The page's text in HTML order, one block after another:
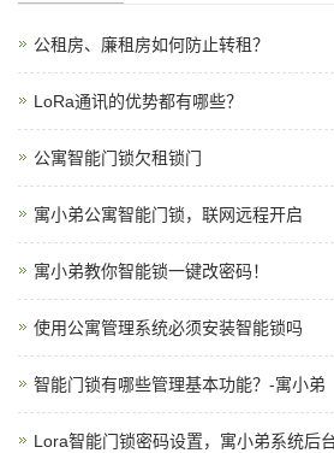
公租房、廉租房如何防止转租？
LoRa通讯的优势都有哪些？
公寓智能门锁欠租锁门
寓小弟公寓智能门锁，联网远程开启
寓小弟教你智能锁一键改密码！
使用公寓管理系统必须安装智能锁吗
智能门锁有哪些管理基本功能？-寓小弟
Lora智能门锁密码设置，寓小弟系统后